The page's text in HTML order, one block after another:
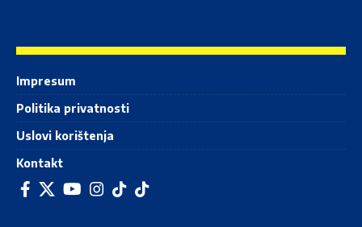
Impresum
Politika privatnosti
Uslovi korištenja
Kontakt